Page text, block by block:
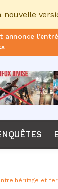
nouvelle
annonce
prison
le non-
nouveau
Faye
héritage et